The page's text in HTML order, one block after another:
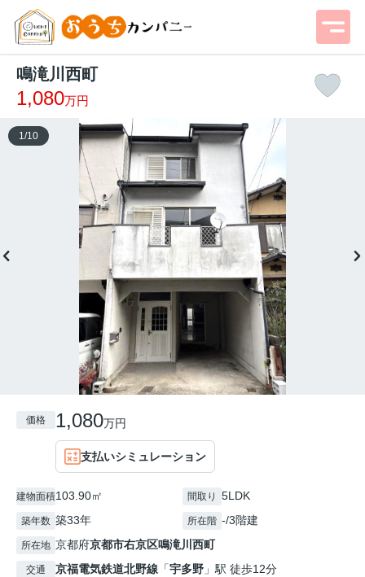
鳴滝川西町
1,080万円
1 /10
価格 1,080万円
支払いシミュレーション
建物面積103.90㎡ 間取り 5LDK
築年数 築33年 所在階 -/3階建
所在地 京都府京都市右京区鳴滝川西町
交通 京福電気鉄道北野線 「宇多野 」駅 徒歩12分